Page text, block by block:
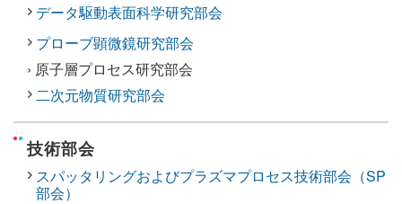
データ駆動表面科学研究部会
プローブ顕微鏡研究部会
› 原子層プロセス研究部会
二次元物質研究部会
技術部会
スパッタリングおよびプラズマプロセス技術部会（SP
部会）